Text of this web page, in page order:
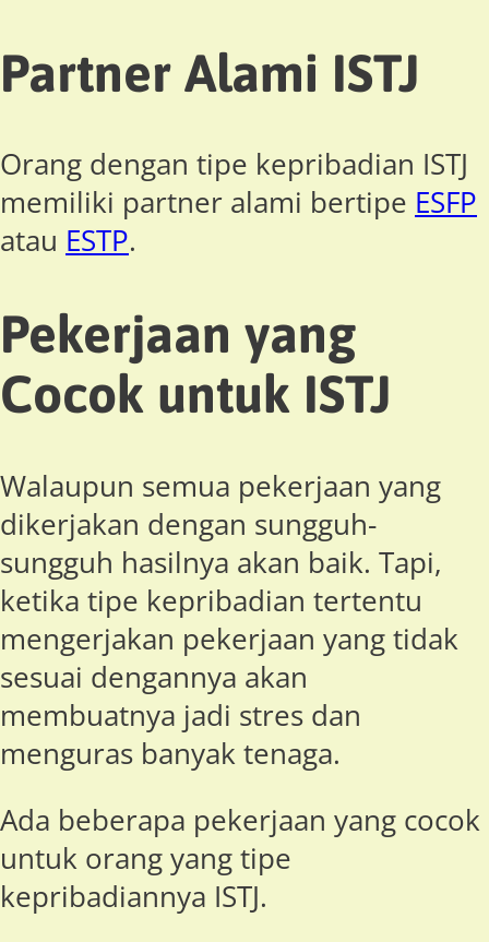
Partner Alami ISTJ
Orang dengan tipe kepribadian ISTJ
memiliki partner alami bertipe ESFP
atau ESTP.
Pekerjaan yang
Cocok untuk ISTJ
Walaupun semua pekerjaan yang
dikerjakan dengan sungguh-
sungguh hasilnya akan baik. Tapi,
ketika tipe kepribadian tertentu
mengerjakan pekerjaan yang tidak
sesuai dengannya akan
membuatnya jadi stres dan
menguras banyak tenaga.
Ada beberapa pekerjaan yang cocok
untuk orang yang tipe
kepribadiannya ISTJ.